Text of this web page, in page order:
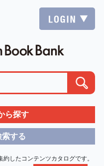
ら探す
する
したコンテンツカタログです。